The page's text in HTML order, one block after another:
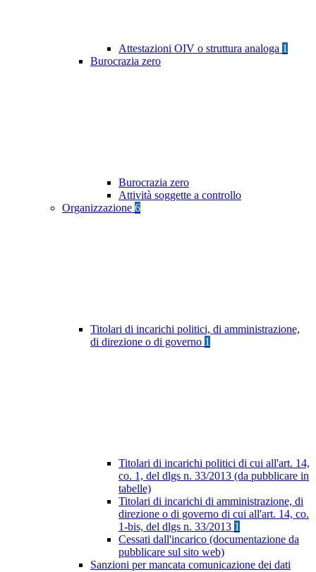
Attestazioni OIV o struttura analoga 1
Burocrazia zero
Burocrazia zero
Attività soggette a controllo
Organizzazione 6
Titolari di incarichi politici, di amministrazione,
di direzione o di governo 1
Titolari di incarichi politici di cui all'art. 14,
co. 1, del dlgs n. 33/2013 (da pubblicare in
tabelle)
Titolari di incarichi di amministrazione, di
direzione o di governo di cui all'art. 14, co.
1-bis, del dlgs n. 33/2013 1
Cessati dall'incarico (documentazione da
pubblicare sul sito web)
Sanzioni per mancata comunicazione dei dati